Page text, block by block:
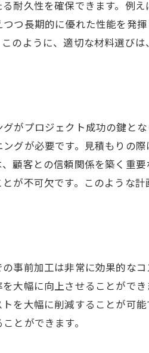
特性を反映した依頼書の作成
的なコミュニケーションの取り
事例に学ぶ地域連携の実践
耐久性を確保できます。例
つ長期的に優れた性能を発
のように、適切な材料選び
がプロジェクト成功の鍵と
グが必要です。見積もりの
顧客との信頼関係を築く重
が不可欠です。このような
事前加工は非常に効果的な
大幅に向上させることがで
を大幅に削減することが可
とができます。